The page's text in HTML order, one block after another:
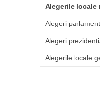
Alegerile locale
Alegeri
Alegeri
Alegerile locale